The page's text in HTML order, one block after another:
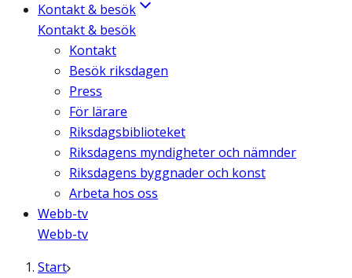
Kontakt & besök
Kontakt & besök
Kontakt
Besök riksdagen
Press
För lärare
Riksdagsbiblioteket
Riksdagens myndigheter och nämnder
Riksdagens byggnader och konst
Arbeta hos oss
Webb-tv
Webb-tv
Start